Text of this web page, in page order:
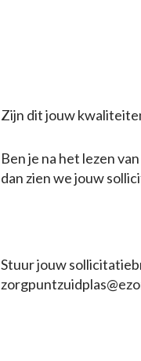
Zijn dit jouw
Ben je na het lezen
dan zien we jouw
Stuur jouw